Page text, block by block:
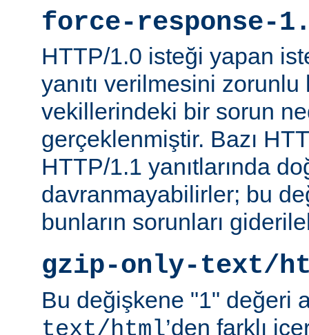
force-response-
HTTP/1.0 isteği yapan
yanıtı verilmesini zorunlu
vekillerindeki bir sorun
gerçeklenmiştir. Bazı
HTTP/1.1 yanıtlarında
davranmayabilirler; bu
bunların sorunları
gzip-only-text/
Bu değişkene "1" değeri
text/html’den farklı